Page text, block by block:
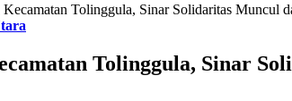
Tolinggula, Sinar Solidaritas Muncul
Tolinggula, Sinar